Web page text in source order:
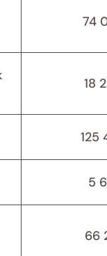
74
18
125
5
66